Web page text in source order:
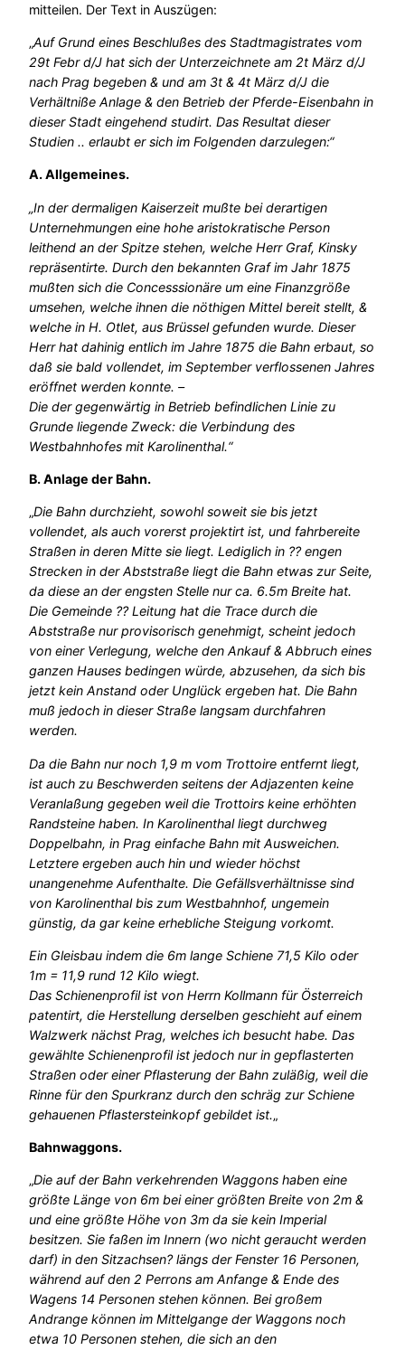
mitteilen. Der Text in Auszügen:
„Auf Grund eines Beschlußes des Stadtmagistrates vom
29t Febr d/J hat sich der Unterzeichnete am 2t März d/J
nach Prag begeben & und am 3t & 4t März d/J die
Verhältniße Anlage & den Betrieb der Pferde-Eisenbahn in
dieser Stadt eingehend studirt. Das Resultat dieser
Studien .. erlaubt er sich im Folgenden darzulegen:“
A. Allgemeines.
„In der dermaligen Kaiserzeit mußte bei derartigen
Unternehmungen eine hohe aristokratische Person
leithend an der Spitze stehen, welche Herr Graf, Kinsky
repräsentirte. Durch den bekannten Graf im Jahr 1875
mußten sich die Concesssionäre um eine Finanzgröße
umsehen, welche ihnen die nöthigen Mittel bereit stellt, &
welche in H. Otlet, aus Brüssel gefunden wurde. Dieser
Herr hat dahinig entlich im Jahre 1875 die Bahn erbaut, so
daß sie bald vollendet, im September verflossenen Jahres
eröffnet werden konnte. –
Die der gegenwärtig in Betrieb befindlichen Linie zu
Grunde liegende Zweck: die Verbindung des
Westbahnhofes mit Karolinenthal.“
B. Anlage der Bahn.
„Die Bahn durchzieht, sowohl soweit sie bis jetzt
vollendet, als auch vorerst projektirt ist, und fahrbereite
Straßen in deren Mitte sie liegt. Lediglich in ?? engen
Strecken in der Abststraße liegt die Bahn etwas zur Seite,
da diese an der engsten Stelle nur ca. 6.5m Breite hat.
Die Gemeinde ?? Leitung hat die Trace durch die
Abststraße nur provisorisch genehmigt, scheint jedoch
von einer Verlegung, welche den Ankauf & Abbruch eines
ganzen Hauses bedingen würde, abzusehen, da sich bis
jetzt kein Anstand oder Unglück ergeben hat. Die Bahn
muß jedoch in dieser Straße langsam durchfahren
werden.
Da die Bahn nur noch 1,9 m vom Trottoire entfernt liegt,
ist auch zu Beschwerden seitens der Adjazenten keine
Veranlaßung gegeben weil die Trottoirs keine erhöhten
Randsteine haben. In Karolinenthal liegt durchweg
Doppelbahn, in Prag einfache Bahn mit Ausweichen.
Letztere ergeben auch hin und wieder höchst
unangenehme Aufenthalte. Die Gefällsverhältnisse sind
von Karolinenthal bis zum Westbahnhof, ungemein
günstig, da gar keine erhebliche Steigung vorkomt.
Ein Gleisbau indem die 6m lange Schiene 71,5 Kilo oder
1m = 11,9 rund 12 Kilo wiegt.
Das Schienenprofil ist von Herrn Kollmann für Österreich
patentirt, die Herstellung derselben geschieht auf einem
Walzwerk nächst Prag, welches ich besucht habe. Das
gewählte Schienenprofil ist jedoch nur in gepflasterten
Straßen oder einer Pflasterung der Bahn zuläßig, weil die
Rinne für den Spurkranz durch den schräg zur Schiene
gehauenen Pflastersteinkopf gebildet ist.„
Bahnwaggons.
„Die auf der Bahn verkehrenden Waggons haben eine
größte Länge von 6m bei einer größten Breite von 2m &
und eine größte Höhe von 3m da sie kein Imperial
besitzen. Sie faßen im Innern (wo nicht geraucht werden
darf) in den Sitzachsen? längs der Fenster 16 Personen,
während auf den 2 Perrons am Anfange & Ende des
Wagens 14 Personen stehen können. Bei großem
Andrange können im Mittelgange der Waggons noch
etwa 10 Personen stehen, die sich an den